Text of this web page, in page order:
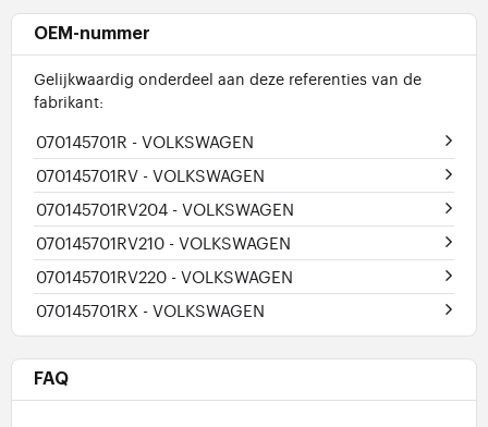
OEM-nummer
Gelijkwaardig onderdeel aan deze referenties van de
fabrikant:
070145701R - VOLKSWAGEN
070145701RV - VOLKSWAGEN
070145701RV204 - VOLKSWAGEN
070145701RV210 - VOLKSWAGEN
070145701RV220 - VOLKSWAGEN
070145701RX - VOLKSWAGEN
FAQ